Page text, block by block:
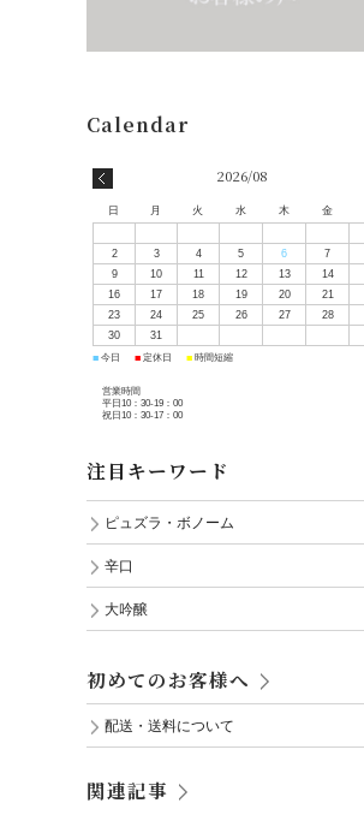
2026/08
日 月 火 水 木 金
2
3 4 5 6 7
9
10 11 12 13 14
16
17 18 19 20 21
23
24 25 26 27 28
30
31
■ 今日 ■ 定休日 ■ 時間短縮
営業時間
平日10：30-19：00
祝日10：30-17：00
注目キーワード
ピュズラ・ボノーム
辛口
大吟醸
初めてのお客様へ
配送・送料について
関連記事